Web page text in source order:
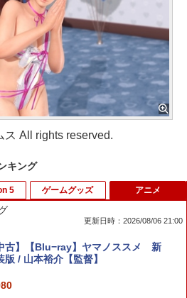
All rights reserved.
キング
堂 【Switch2】ゼノブレイド ディフ
ティブ・エディション Nintendo S
ブレイド ディフィニティブ エディ
5
古】ワンス・アポン・ア・塊魂ソフ
レイステーション5ソフト／アクシ
ゲームグッズ
古】新 テーマパーク
アニメ
更新日時：2026/08/06 21:00
古】【Blu−ray】ヤマノススメ 新
版 / 山本裕介【監督】